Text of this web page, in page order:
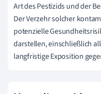
Art des Pestizids und der
Der Verzehr solcher
potenzielle
darstellen, einschließlich
langfristige Exposition